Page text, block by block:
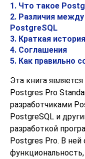
1. Что такое
2. Различия между
PostgreSQL
3. Краткая история
4. Соглашения
5. Как правильно
Эта книга
Postgres Pro
разработчиками
PostgreSQL и
разработкой
Postgres Pro. В ней